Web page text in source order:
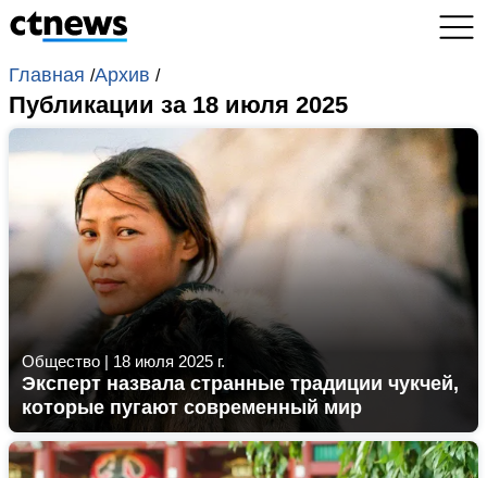
Главная /Архив /
Публикации за 18 июля 2025
Общество | 18 июля 2025 г.
Эксперт назвала странные традиции чукчей,
которые пугают современный мир